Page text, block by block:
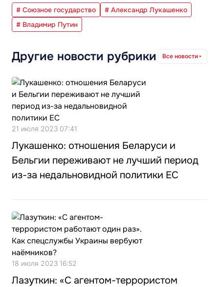
# Союзное государство
# Александр Лукашенко
# Владимир Путин
Другие новости рубрики Все новости
21 июля 2023 07:41
Лукашенко: отношения Беларуси и
Бельгии переживают не лучший период
из-за недальновидной политики ЕС
18 июля 2023 16:52
Лазуткин: «С агентом-террористом